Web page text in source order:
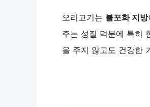
오리고기는 불포화 지방
주는 성질 덕분에 특히
을 주지 않고도 건강한